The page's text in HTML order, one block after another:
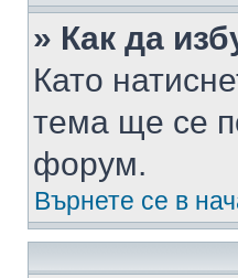
» Как да
Като
тема ще се
форум.
Върнете се в